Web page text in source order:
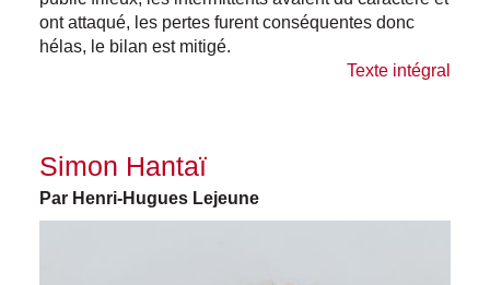
ont attaqué, les pertes furent conséquentes donc
hélas, le bilan est mitigé.
Texte intégral
Simon Hantaï
Par Henri-Hugues Lejeune